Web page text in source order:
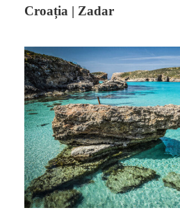
Croația | Zadar